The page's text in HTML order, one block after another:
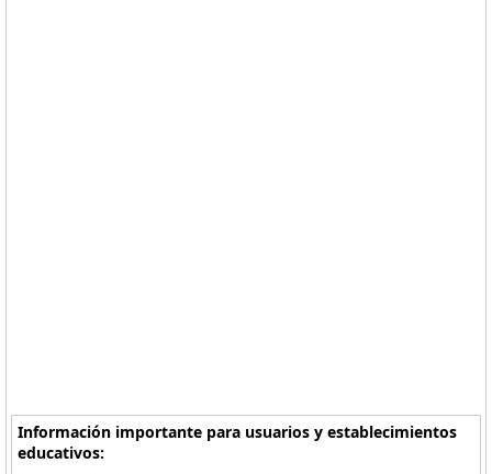
Información importante para usuarios y establecimientos
educativos: